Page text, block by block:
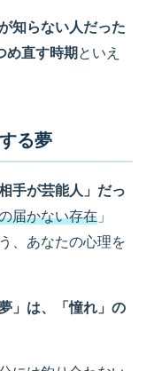
知らない人だった
め直す時期といえ
る夢
手が芸能人」だっ
届かない存在 」
、あなたの心理を
」は、「憧れ」の